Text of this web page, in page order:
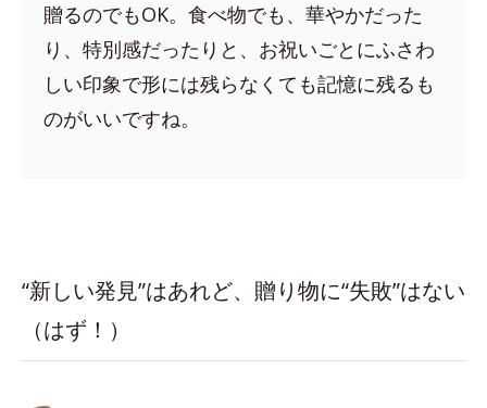
贈るのでもOK。食べ物でも、華やかだった
り、特別感だったりと、お祝いごとにふさわ
しい印象で形には残らなくても記憶に残るも
のがいいですね。
“新しい発見”はあれど、贈り物に“失敗”はない
（はず！）